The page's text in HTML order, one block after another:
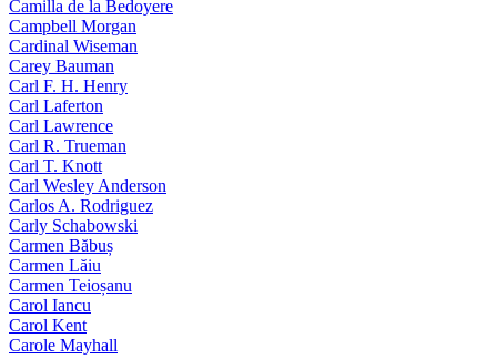
Camilla de la Bedoyere
Campbell Morgan
Cardinal Wiseman
Carey Bauman
Carl F. H. Henry
Carl Laferton
Carl Lawrence
Carl R. Trueman
Carl T. Knott
Carl Wesley Anderson
Carlos A. Rodriguez
Carly Schabowski
Carmen Băbuș
Carmen Lăiu
Carmen Teioșanu
Carol Iancu
Carol Kent
Carole Mayhall